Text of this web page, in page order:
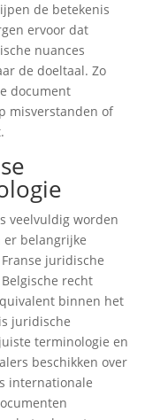
de betekenis
ervoor dat
nuances
de doeltaal. Zo
document
misverstanden of
veelvuldig worden
er belangrijke
juridische
recht
binnen het
juridische
terminologie en
beschikken over
internationale